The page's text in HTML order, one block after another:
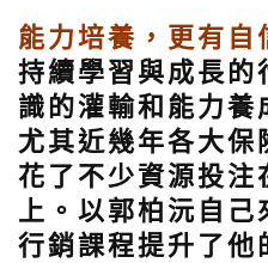
能力培養，更有自
持續學習與成長的
識的灌輸和能力養
尤其近幾年各大保
花了不少資源投注
上。以郭柏沅自
行銷課程提升了他